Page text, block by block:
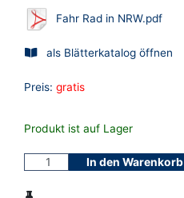
Fahr Rad in NRW.pdf
als Blätterkatalog öffnen
Preis: gratis
Produkt ist auf Lager
In den Warenkorb